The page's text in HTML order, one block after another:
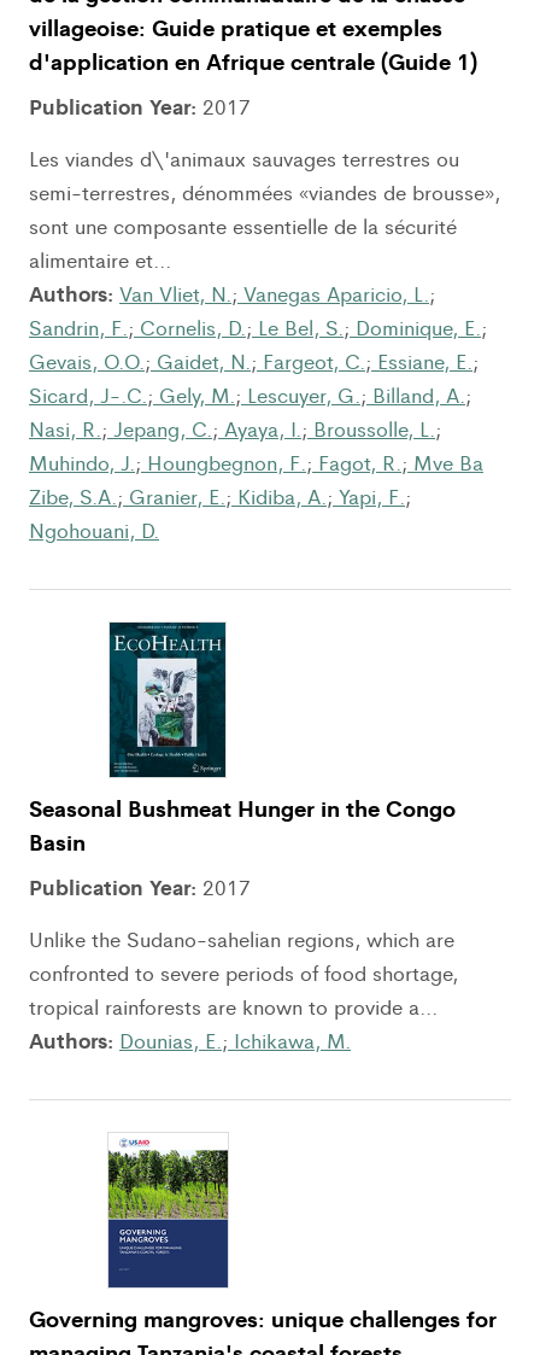
villageoise: Guide pratique et exemples
d'application en Afrique centrale (Guide 1)
Publication Year: 2017
Les viandes d\'animaux sauvages terrestres ou
semi-terrestres, dénommées «viandes de brousse»,
sont une composante essentielle de la sécurité
alimentaire et...
Authors: Van Vliet, N.; Vanegas Aparicio, L.;
Sandrin, F.; Cornelis, D.; Le Bel, S.; Dominique, E.;
Gevais, O.O.; Gaidet, N.; Fargeot, C.; Essiane, E.;
Sicard, J-.C.; Gely, M.; Lescuyer, G.; Billand, A.;
Nasi, R.; Jepang, C.; Ayaya, I.; Broussolle, L.;
Muhindo, J.; Houngbegnon, F.; Fagot, R.; Mve Ba
Zibe, S.A.; Granier, E.; Kidiba, A.; Yapi, F.;
Ngohouani, D.
Seasonal Bushmeat Hunger in the Congo
Basin
Publication Year: 2017
Unlike the Sudano-sahelian regions, which are
confronted to severe periods of food shortage,
tropical rainforests are known to provide a...
Authors: Dounias, E.; Ichikawa, M.
Governing mangroves: unique challenges for